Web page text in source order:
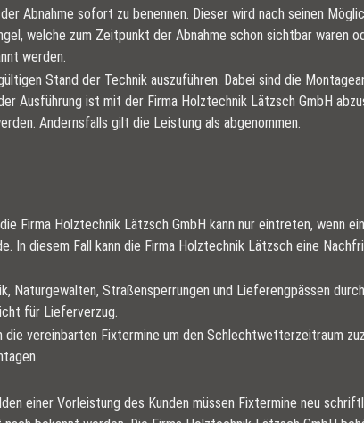
Abnahme sofort zu benennen. Dieser wird nach seinen
welche zum Zeitpunkt der Abnahme schon sichtbar waren
werden.
Stand der Technik auszuführen. Dabei sind die
Ausführung ist mit der Firma Holztechnik Lätzsch GmbH
Andernsfalls gilt die Leistung als abgenommen.
Firma Holztechnik Lätzsch GmbH kann nur eintreten, wenn
In diesem Fall kann die Firma Holztechnik Lätzsch eine
Naturgewalten, Straßensperrungen und Lieferengpässen
für Lieferverzug.
vereinbarten Fixtermine um den Schlechtwetterzeitraum
einer Vorleistung des Kunden müssen Fixtermine neu